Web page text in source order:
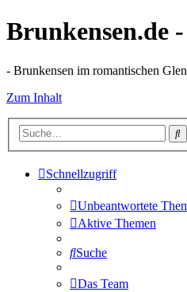
Brunkensen.de
- Brunkensen im romantischen
Zum Inhalt
Schnellzugriff
Unbeantwortete
Aktive Themen
Suche
Das Team